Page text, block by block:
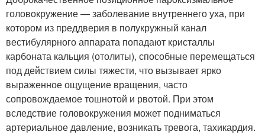
головокружение — заболевание внутреннего уха, при
котором из преддверия в полукружный канал
вестибулярного аппарата попадают кристаллы
карбоната кальция (отолиты), способные перемещаться
под действием силы тяжести, что вызывает ярко
выраженное ощущение вращения, часто
сопровождаемое тошнотой и рвотой. При этом
вследствие головокружения может подниматься
артериальное давление, возникать тревога, тахикардия.